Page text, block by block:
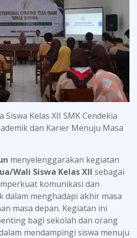
Kelas XII SMK Cendekia
dan Karier Menuju Masa
menyelenggarakan kegiatan
Wali Siswa Kelas XII sebagai
komunikasi dan
dalam menghadapi akhir masa
masa depan. Kegiatan ini
bagi sekolah dan orang
mendampingi siswa menuju